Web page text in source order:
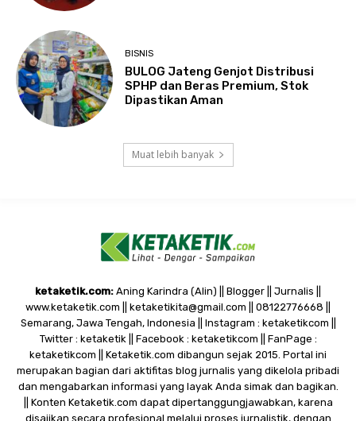
BISNIS
BULOG Jateng Genjot Distribusi
SPHP dan Beras Premium, Stok
Dipastikan Aman
Muat lebih banyak
ketaketik.com: Aning Karindra (Alin) || Blogger || Jurnalis ||
www.ketaketik.com || ketaketikita@gmail.com || 08122776668 ||
Semarang, Jawa Tengah, Indonesia || Instagram : ketaketikcom ||
Twitter : ketaketik || Facebook : ketaketikcom || FanPage :
ketaketikcom || Ketaketik.com dibangun sejak 2015. Portal ini
merupakan bagian dari aktifitas blog jurnalis yang dikelola pribadi
dan mengabarkan informasi yang layak Anda simak dan bagikan.
|| Konten Ketaketik.com dapat dipertanggungjawabkan, karena
disajikan secara profesional melalui proses jurnalistik, dengan